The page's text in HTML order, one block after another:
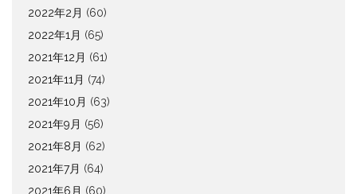
2022年2月 (60)
2022年1月 (65)
2021年12月 (61)
2021年11月 (74)
2021年10月 (63)
2021年9月 (56)
2021年8月 (62)
2021年7月 (64)
2021年6月 (60)